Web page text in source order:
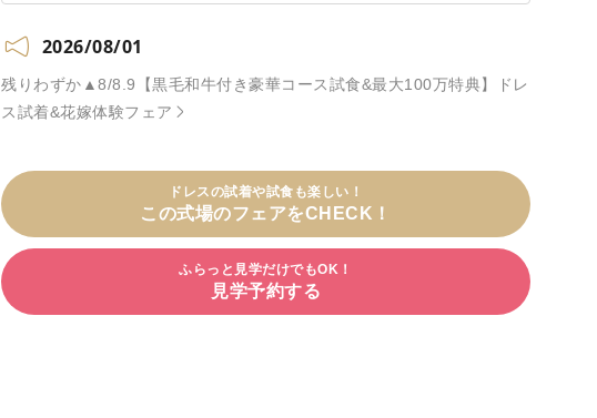
できます。「家族に感謝を伝える結婚式」をテーマにして
いましたが、ゲストの動線もシンプルで、まさにそれに
ぴったりの会場だったと思います。 お料理もおいしく、
と話しています。
2026/08/01
残りわずか▲8/8.9【黒毛和牛付き豪華コース試食&最大100万特典】ドレ
ス試着&花嫁体験フェア
ドレスの試着や試食も楽しい！
この式場のフェアをCHECK！
ふらっと見学だけでもOK！
見学予約する